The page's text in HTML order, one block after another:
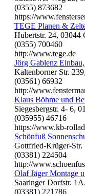
(0355) 873682
https://
TEGE Planen &
Hubertstr. 24, 03044
(0355) 700460
http://www.tege.de
Jörg Gablenz
Kaltenborner Str.
(03561) 66932
http://
Klaus Böhme und
Siegesbergstr. 4- 6,
(035955) 46716
https://www.kb-
Schönfuß
Gottfried-Krüger-Str.
(03381) 224504
http://
Olaf Jäger Montage
Saaringer Dorfstr.
(03381) 221786